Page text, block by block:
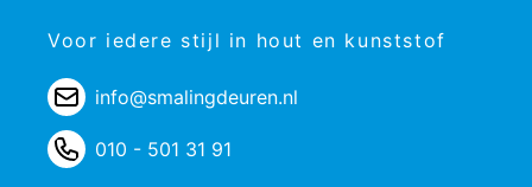
Voor iedere stijl in hout en kunststof
info@smalingdeuren.nl
010 - 501 31 91